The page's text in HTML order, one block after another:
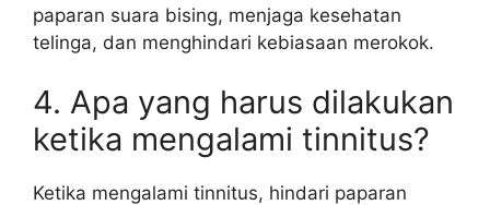
paparan suara bising, menjaga kesehatan
telinga, dan menghindari kebiasaan merokok.
4. Apa yang harus dilakukan
ketika mengalami tinnitus?
Ketika mengalami tinnitus, hindari paparan